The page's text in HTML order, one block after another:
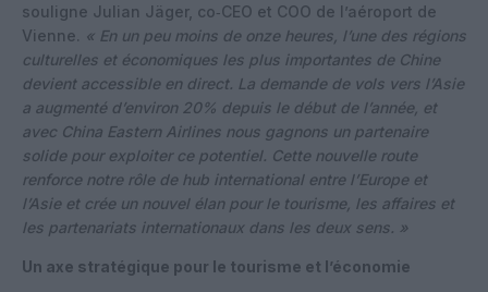
souligne Julian Jäger, co‑CEO et COO de l’aéroport de
Vienne. « En un peu moins de onze heures, l’une des régions
culturelles et économiques les plus importantes de Chine
devient accessible en direct. La demande de vols vers l’Asie
a augmenté d’environ 20% depuis le début de l’année, et
avec China Eastern Airlines nous gagnons un partenaire
solide pour exploiter ce potentiel. Cette nouvelle route
renforce notre rôle de hub international entre l’Europe et
l’Asie et crée un nouvel élan pour le tourisme, les affaires et
les partenariats internationaux dans les deux sens. »
Un axe stratégique pour le tourisme et l’économie